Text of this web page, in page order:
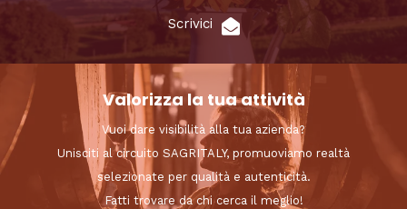
Scrivici
Valorizza la tua attività
Vuoi dare visibilità alla tua azienda?
Unisciti al circuito SAGRITALY, promuoviamo realtà
selezionate per qualità e autenticità.
Fatti trovare da chi cerca il meglio!